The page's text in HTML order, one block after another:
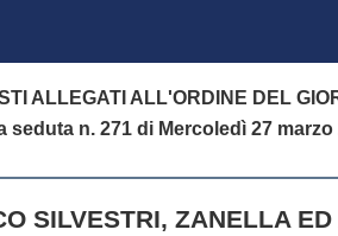
ALLEGATI ALL'ORDINE DEL
seduta n. 271 di Mercoledì 27 marzo
SILVESTRI, ZANELLA